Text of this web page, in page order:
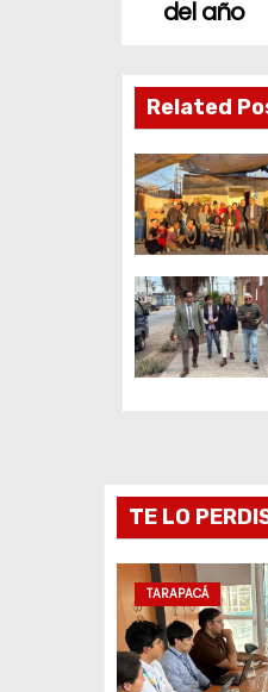
e
g
a
c
i
ó
e
e
n
t
del año
Related
TE LO
TARAPACÁ